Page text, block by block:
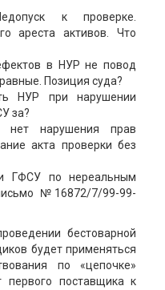
к проверке.
ареста активов. Что
в НУР не повод
Позиция суда?
НУР при нарушении
за?
нарушения прав
акта проверки без
ГФСУ по нереальным
№16872/7/99-99-
бестоварной
будет применяться
по «цепочке»
первого поставщика к